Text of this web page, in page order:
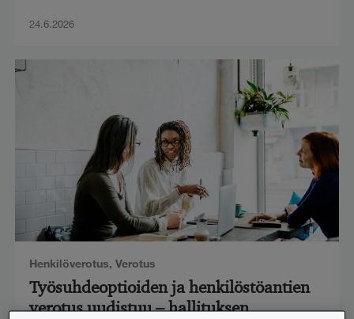
24.6.2026
Henkilöverotus, Verotus
Työsuhdeoptioiden ja henkilöstöantien
verotus uudistuu – hallituksen